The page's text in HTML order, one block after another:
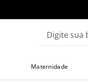
Maternidade